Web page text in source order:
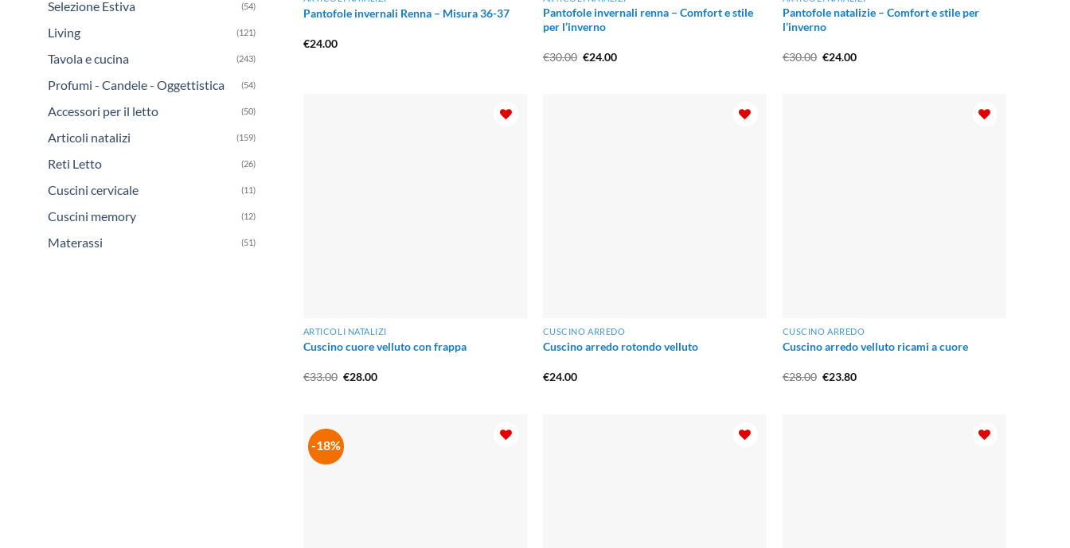
Selezione Estiva (54)
Living (121)
Tavola e cucina (243)
Profumi - Candele - Oggettistica (54)
Accessori per il letto (50)
Articoli natalizi (159)
Reti Letto (26)
Cuscini cervicale (11)
Cuscini memory (12)
Materassi (51)
Pantofole invernali Renna – Misura 36-37
€24.00
Pantofole invernali renna – Comfort e stile
per l’inverno
€30.00 Il
€24.00Il
Pantofole natalizie – Comfort e stile per
l’inverno
€30.00 Il
€24.00Il
ARTICOLI NATALIZI
Cuscino cuore velluto con frappa
€33.00 Il
€28.00Il
CUSCINO ARREDO
Cuscino arredo rotondo velluto
€24.00
CUSCINO ARREDO
Cuscino arredo velluto ricami a cuore
€28.00 Il
€23.80Il
-18%